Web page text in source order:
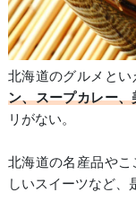
北海道のグルメとい
ン、スープカレー
リがない。
北海道の名産品や
しいスイーツなど、